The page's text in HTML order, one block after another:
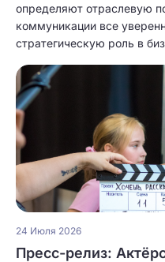
определяют отраслевую
коммуникации все
стратегическую роль в
24 Июля 2026
Пресс-релиз: